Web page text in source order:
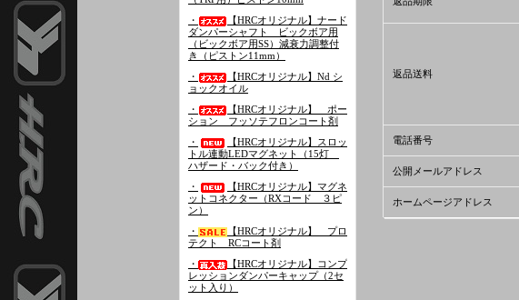
・
【HRCオリジナル】ナード
ダンパーシャフト ビックボア用
（ビックボア用SS）減衰力調整付
き（ピストン11mm）
・
【HRCオリジナル】Nd シ
ョックオイル
・
【HRCオリジナル】 ポー
ション フッソテフロンコート剤
・
【HRCオリジナル】スロッ
トル連動LEDマグネット（15灯
ハザード・バック付き）
・
【HRCオリジナル】マグネ
ットコネクター（RXコード ３ピ
ン）
・
【HRCオリジナル】 プロ
テクト RCコート剤
・
【HRCオリジナル】コンプ
レッションダンパーキャップ（2セ
ット入り）
返品送料
電話番号
公開メールアドレス
ホームページアドレス